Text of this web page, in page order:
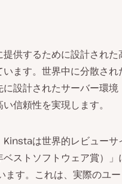
供するために設計された
ます。世界中に分散され
設計されたサーバー環境
信頼性を実現します。
は世界的レビューサ
ベストソフトウェア賞）」
す。これは、実際のユー